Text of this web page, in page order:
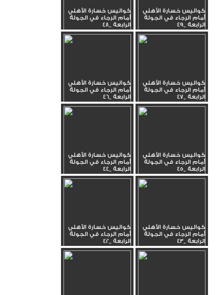
كواليس خسارة الأهلي
أمام الرجاء في الجولة
الرابعة _49
كواليس خسارة الأهلي
أمام الرجاء في الجولة
الرابعة _48
كواليس خسارة الأهلي
أمام الرجاء في الجولة
الرابعة _47
كواليس خسارة الأهلي
أمام الرجاء في الجولة
الرابعة _46
كواليس خسارة الأهلي
أمام الرجاء في الجولة
الرابعة _45
كواليس خسارة الأهلي
أمام الرجاء في الجولة
الرابعة _44
كواليس خسارة الأهلي
أمام الرجاء في الجولة
الرابعة _43
كواليس خسارة الأهلي
أمام الرجاء في الجولة
الرابعة _42